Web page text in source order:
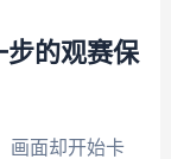
步的观赛保
画面却开始卡